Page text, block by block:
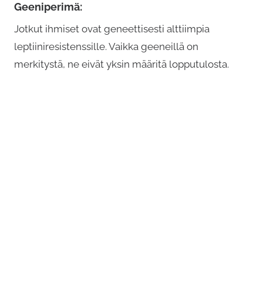
Geeniperimä:
Jotkut ihmiset ovat geneettisesti alttiimpia
leptiiniresistenssille. Vaikka geeneillä on
merkitystä, ne eivät yksin määritä lopputulosta.